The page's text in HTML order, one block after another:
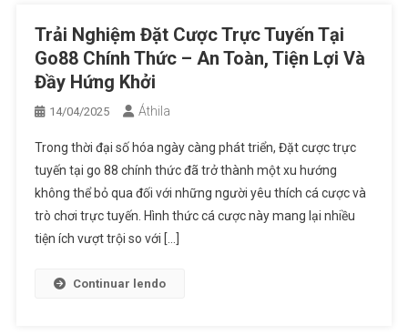
Trải Nghiệm Đặt Cược Trực Tuyến Tại
Go88 Chính Thức – An Toàn, Tiện Lợi Và
Đầy Hứng Khởi
14/04/2025 Áthila
Trong thời đại số hóa ngày càng phát triển, Đặt cược trực
tuyến tại go 88 chính thức đã trở thành một xu hướng
không thể bỏ qua đối với những người yêu thích cá cược và
trò chơi trực tuyến. Hình thức cá cược này mang lại nhiều
tiện ích vượt trội so với […]
Continuar lendo